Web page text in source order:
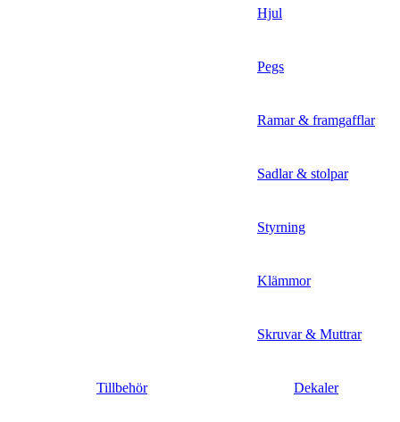
Hjul
Pegs
Ramar & framgafflar
Sadlar & stolpar
Styrning
Klämmor
Skruvar & Muttrar
Tillbehör Dekaler